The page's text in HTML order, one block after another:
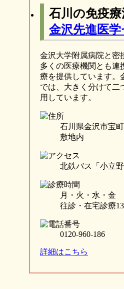
石川の免疫
金沢先進医
金沢大学附属病院と密
多くの医療機関とも連
療を提供しています。
では、大きく分けて二
用しています。
石川県金沢市宝
敷地内
北鉄バス「小立
月・火・水・
往診・在宅診療
0120-960-186
詳細はこちら